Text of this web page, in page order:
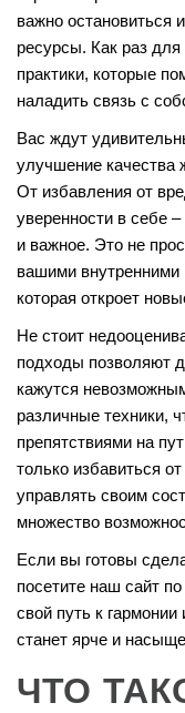
важно остановиться
ресурсы. Как раз
практики, которые
наладить связь с
Вас ждут
улучшение качества
От избавления от
уверенности в себе
и важное. Это не
вашими внутренними
которая откроет
Не стоит
подходы позволяют
кажутся
различные техники,
препятствиями на
только избавиться
управлять своим
множество
Если вы готовы
посетите наш сайт
свой путь к
станет ярче и
ЧТО